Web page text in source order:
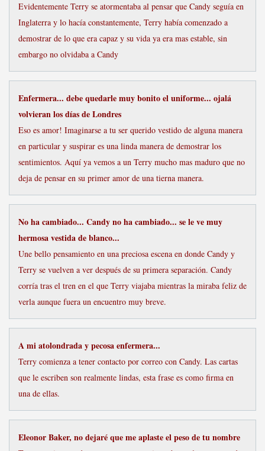
Evidentemente Terry se atormentaba al pensar que Candy seguía en
Inglaterra y lo hacía constantemente, Terry había comenzado a
demostrar de lo que era capaz y su vida ya era mas estable, sin
embargo no olvidaba a Candy
Enfermera... debe quedarle muy bonito el uniforme... ojalá
volvieran los días de Londres
Eso es amor! Imaginarse a tu ser querido vestido de alguna manera
en particular y suspirar es una linda manera de demostrar los
sentimientos. Aquí ya vemos a un Terry mucho mas maduro que no
deja de pensar en su primer amor de una tierna manera.
No ha cambiado... Candy no ha cambiado... se le ve muy
hermosa vestida de blanco...
Une bello pensamiento en una preciosa escena en donde Candy y
Terry se vuelven a ver después de su primera separación. Candy
corría tras el tren en el que Terry viajaba mientras la miraba feliz de
verla aunque fuera un encuentro muy breve.
A mi atolondrada y pecosa enfermera...
Terry comienza a tener contacto por correo con Candy. Las cartas
que le escriben son realmente lindas, esta frase es como firma en
una de ellas.
Eleonor Baker, no dejaré que me aplaste el peso de tu nombre